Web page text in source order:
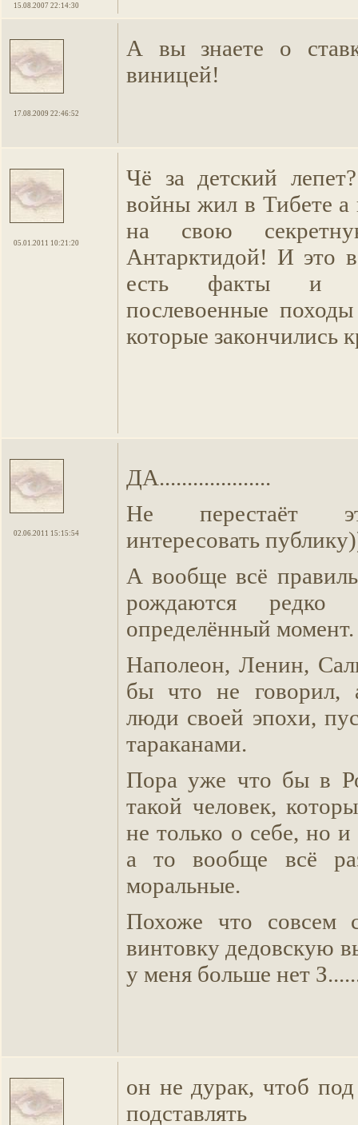
15.08.2007 22:14:30
17.08.2009 22:46:52
А вы знаете о
виницей!
05.01.2011 10:21:20
Чё за детский
войны жил в Тибете а
на свою
Антарктидой! И это
есть факты и
послевоенные
которые закончились
02.06.2011 15:15:54
ДА....................
Не перестаёт
интересовать
А вообще всё
рождаются
определённый момент.
Наполеон, Ленин,
бы что не говорил,
люди своей эпохи,
тараканами.
Пора уже что бы в
такой человек,
не только о себе, но и
а то вообще всё
моральные.
Похоже что совсем
винтовку дедовскую
у меня больше нет
он не дурак, чтоб
подставлять